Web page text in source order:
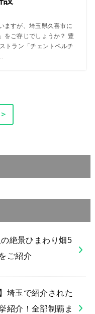
ますが、埼玉県久喜市に
をご存じでしょうか？ 豊
トラン「チェントペルチ
＞
の絶景ひまわり畑5
ご紹介
埼玉で紹介された
紹介！全部制覇ま